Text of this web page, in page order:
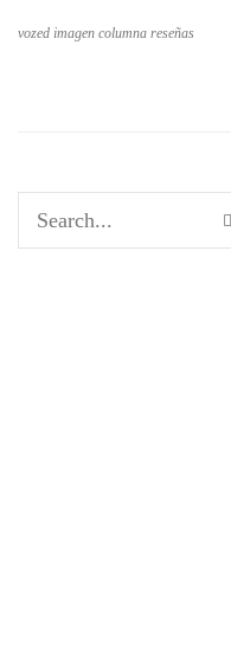
vozed imagen columna reseñas